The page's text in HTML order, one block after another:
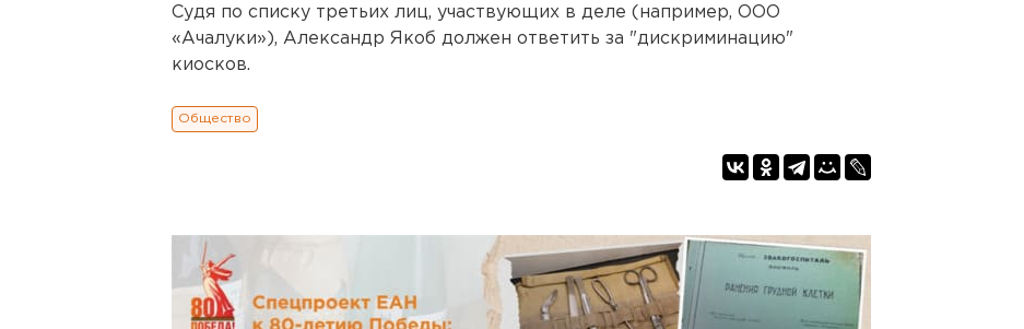
Судя по списку третьих лиц, участвующих в деле (например, ООО
«Ачалуки»), Александр Якоб должен ответить за "дискриминацию"
киосков.
Общество